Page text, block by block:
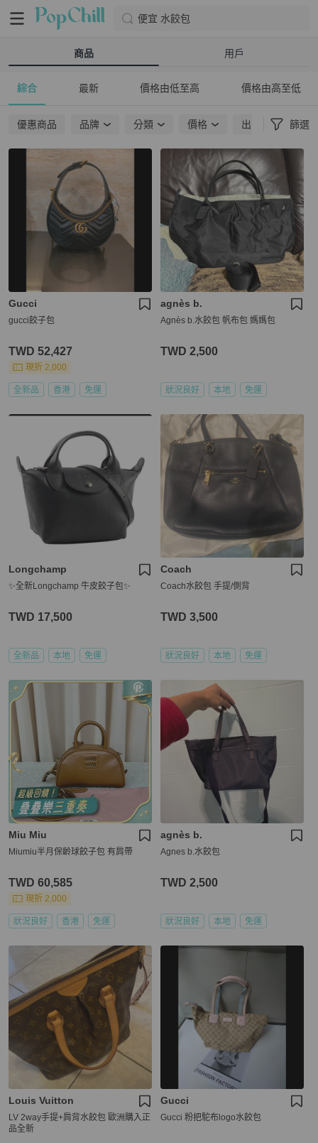
便宜 水餃包
商品 用戶
綜合 最新 價格由低至高 價格由高至低
優惠商品 品牌 分類 價格 出貨地點 篩選
Gucci
gucci餃子包
TWD 52,427
現折 2,000
全新品 香港 免運
agnès b.
Agnès b.水餃包 帆布包 媽媽包
TWD 2,500
狀況良好 本地 免運
Longchamp
✨全新Longchamp 牛皮餃子包✨
TWD 17,500
全新品 本地 免運
Coach
Coach水餃包 手提/側背
TWD 3,500
狀況良好 本地 免運
Miu Miu
Miumiu半月保齡球餃子包 有肩帶
TWD 60,585
現折 2,000
狀況良好 香港 免運
agnès b.
Agnes b.水餃包
TWD 2,500
狀況良好 本地 免運
Louis Vuitton
LV 2way手提+肩背水餃包 歐洲購入正
品全新
Gucci
Gucci 粉把駝布logo水餃包